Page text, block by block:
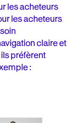
les acheteurs
les acheteurs
claire et
préfèrent
: